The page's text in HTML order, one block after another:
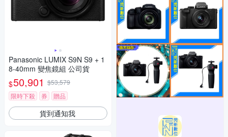
Panasonic LUMIX S9N S9 + 1
8-40mm 變焦鏡組 公司貨
$50,901 $53,579
限時下殺
券 贈品
貨到通知我